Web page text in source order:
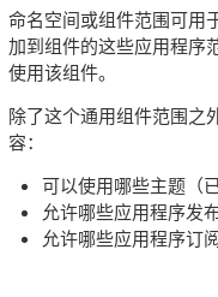
命名空间或组件范围可用
加到组件的这些应用程序
使用该组件。
除了这个通用组件范围之
容：
可以使用哪些主题（
允许哪些应用程序发
允许哪些应用程序订